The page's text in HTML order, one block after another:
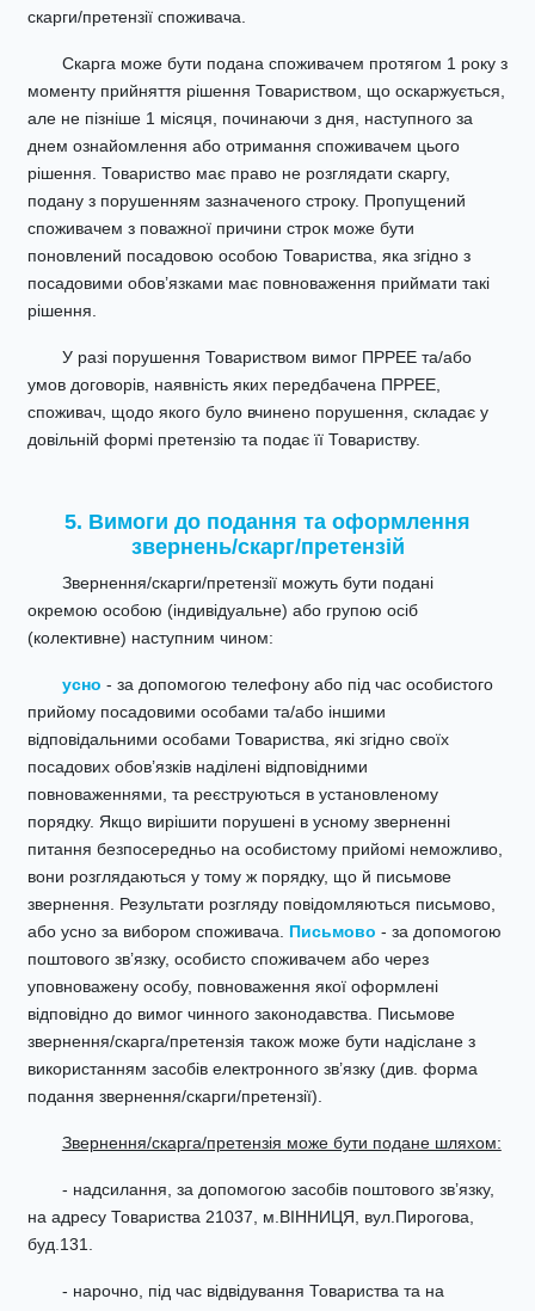
скарги/претензії споживача.
Скарга може бути подана споживачем протягом 1 року з
моменту прийняття рішення Товариством, що оскаржується,
але не пізніше 1 місяця, починаючи з дня, наступного за
днем ознайомлення або отримання споживачем цього
рішення. Товариство має право не розглядати скаргу,
подану з порушенням зазначеного строку. Пропущений
споживачем з поважної причини строк може бути
поновлений посадовою особою Товариства, яка згідно з
посадовими обов’язками має повноваження приймати такі
рішення.
У разі порушення Товариством вимог ПРРЕЕ та/або
умов договорів, наявність яких передбачена ПРРЕЕ,
споживач, щодо якого було вчинено порушення, складає у
довільній формі претензію та подає її Товариству.
5. Вимоги до подання та оформлення
звернень/скарг/претензій
Звернення/скарги/претензії можуть бути подані
окремою особою (індивідуальне) або групою осіб
(колективне) наступним чином:
усно - за допомогою телефону або під час особистого
прийому посадовими особами та/або іншими
відповідальними особами Товариства, які згідно своїх
посадових обов’язків наділені відповідними
повноваженнями, та реєструються в установленому
порядку. Якщо вирішити порушені в усному зверненні
питання безпосередньо на особистому прийомі неможливо,
вони розглядаються у тому ж порядку, що й письмове
звернення. Результати розгляду повідомляються письмово,
або усно за вибором споживача. Письмово - за допомогою
поштового зв’язку, особисто споживачем або через
уповноважену особу, повноваження якої оформлені
відповідно до вимог чинного законодавства. Письмове
звернення/скарга/претензія також може бути надіслане з
використанням засобів електронного зв’язку (див. форма
подання звернення/скарги/претензії).
Звернення/скарга/претензія може бути подане шляхом:
- надсилання, за допомогою засобів поштового зв’язку,
на адресу Товариства 21037, м.ВІННИЦЯ, вул.Пирогова,
буд.131.
- нарочно, під час відвідування Товариства та на